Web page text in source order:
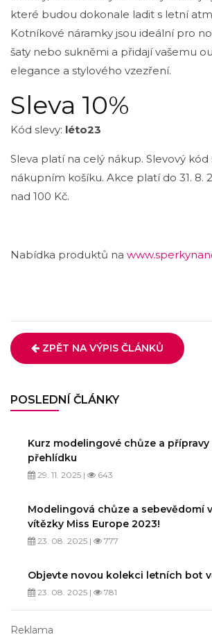
které budou dokonale ladit s letní
Kotníkové náramky jsou ideální pro
šaty nebo sukněmi a přidají vašemu
elegance a stylového vzezření.
Sleva 10%
Kód slevy: léto23
Sleva platí na celý nákup. Slevový kód
nákupním košíku. Akce platí do 31. 8.
nad 100 Kč.
Nabídka produktů na
ZPĚT NA VÝPIS ČLÁNKŮ
POSLEDNÍ ČLÁNKY
Kurz modelingové chůze a
přehlídku
29. 11. 2025 | 643
Modelingová chůze a sebevědomí
vítězky Miss Europe 2023!
23. 08. 2025 | 777
Objevte novou kolekci letních bot
23. 08. 2025 | 781
Reklama